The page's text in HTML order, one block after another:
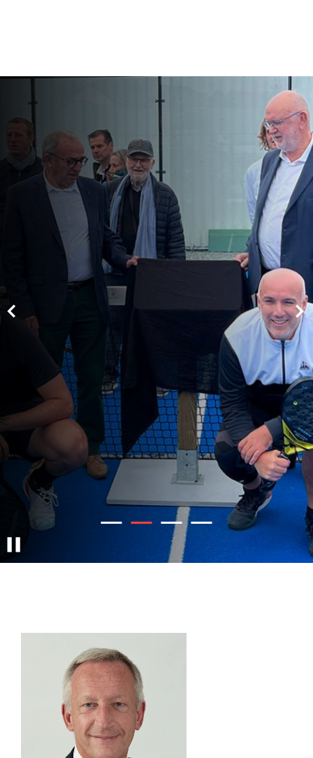
Diapo 1Diapo 2Diapo 3Diapo 4